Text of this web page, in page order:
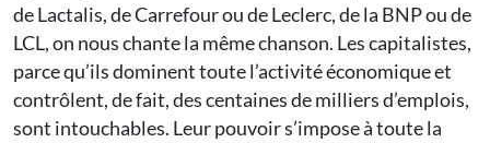
de Lactalis, de Carrefour ou de Leclerc, de la BNP ou de
LCL, on nous chante la même chanson. Les capitalistes,
parce qu’ils dominent toute l’activité économique et
contrôlent, de fait, des centaines de milliers d’emplois,
sont intouchables. Leur pouvoir s’impose à toute la